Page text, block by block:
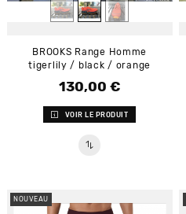
BROOKS Range Homme
tigerlily / black / orange
Prix
130,00 €
VOIR LE PRODUIT
NOUVEAU